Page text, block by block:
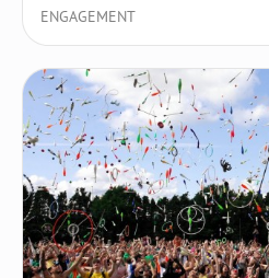
ENGAGEMENT